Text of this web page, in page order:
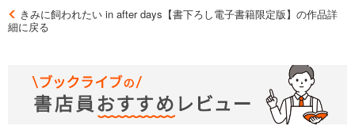
きみに飼われたい in after days【書下ろし電子書籍限定版】の作品詳
細に戻る